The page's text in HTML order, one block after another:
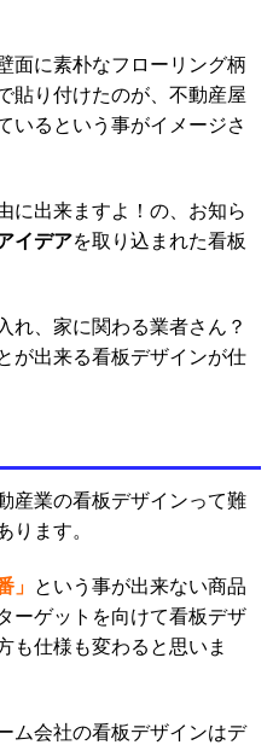
面に素朴なフローリング柄
貼り付けたのが、不動産屋
いるという事がイメージさ
に出来ますよ！の、お知ら
イデアを取り込まれた看板
れ、家に関わる業者さん？
が出来る看板デザインが仕
産業の看板デザインって難
ます。
」 という事が出来ない商品
ーゲットを向けて看板デザ
も仕様も変わると思いま
ム会社の看板デザインはデ